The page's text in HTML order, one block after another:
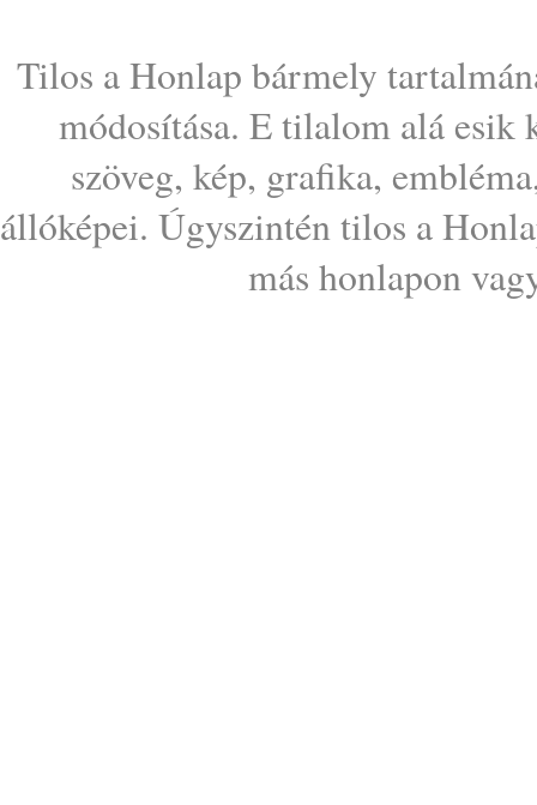
Tilos a Honlap bármely
módosítása. E tilalom alá esik
szöveg, kép, grafika,
állóképei. Úgyszintén tilos a
más honlapon